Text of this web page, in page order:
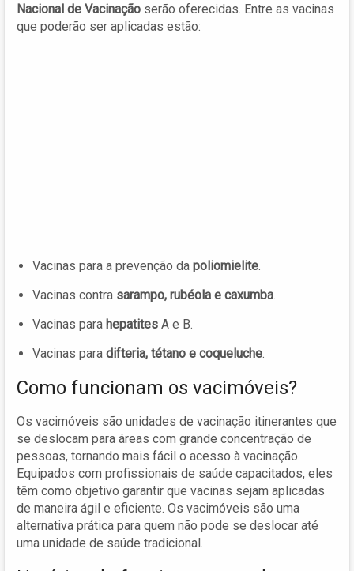
Nacional de Vacinação serão oferecidas. Entre as vacinas
que poderão ser aplicadas estão:
Vacinas para a prevenção da poliomielite.
Vacinas contra sarampo, rubéola e caxumba.
Vacinas para hepatites A e B.
Vacinas para difteria, tétano e coqueluche.
Como funcionam os vacimóveis?
Os vacimóveis são unidades de vacinação itinerantes que
se deslocam para áreas com grande concentração de
pessoas, tornando mais fácil o acesso à vacinação.
Equipados com profissionais de saúde capacitados, eles
têm como objetivo garantir que vacinas sejam aplicadas
de maneira ágil e eficiente. Os vacimóveis são uma
alternativa prática para quem não pode se deslocar até
uma unidade de saúde tradicional.